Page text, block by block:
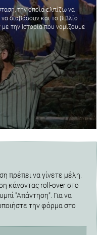
την οποία ελπίζω να
διαβάσουν και το βιβλίο
την Ιστορία που νομίζουμε
πρέπει να γίνετε μέλη.
κάνοντας roll-over στο
"Απάντηση". Για να
την φόρμα στο